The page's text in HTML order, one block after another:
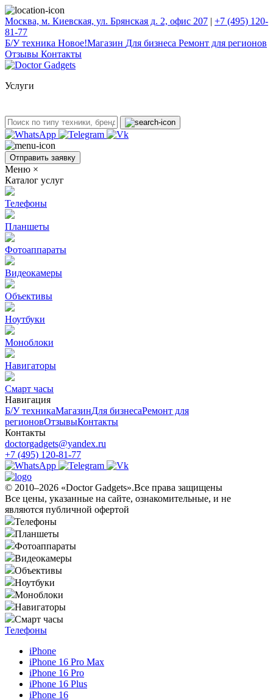
Москва, м. Киевская, ул. Брянская д. 2, офис 207 | +7 (495) 120-
81-77
Б/У техникa Новое!Магазин Для бизнеса Ремонт для регионов
Отзывы Контакты
Услуги
Отправить заявку
Меню ×
Каталог услуг
Телефоны
Планшеты
Фотоаппараты
Видеокамеры
Объективы
Ноутбуки
Моноблоки
Навигаторы
Смарт часы
Навигация
Б/У техникaМагазинДля бизнесаРемонт для
регионовОтзывыКонтакты
Контакты
doctorgadgets@yandex.ru
+7 (495) 120-81-77
© 2010–2026 «Doctor Gadgets».Все права защищены
Все цены, указанные на сайте, ознакомительные, и не
являются публичной офертой
Телефоны
Планшеты
Фотоаппараты
Видеокамеры
Объективы
Ноутбуки
Моноблоки
Навигаторы
Смарт часы
Телефоны
iPhone
iPhone 16 Pro Max
iPhone 16 Pro
iPhone 16 Plus
iPhone 16